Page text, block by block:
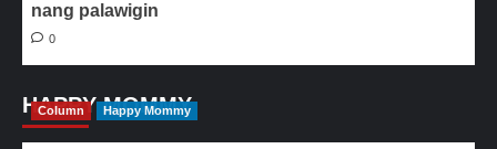
nang palawigin
0
HAPPY MOMMY
Column Happy Mommy